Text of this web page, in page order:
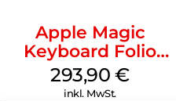
Apple Magic
Keyboard Folio
iPad 10.9″ (10.Gen.)
Weiß
293,90€
inkl. MwSt.